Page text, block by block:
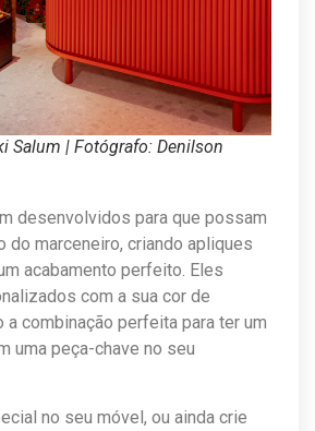
Salum | Fotógrafo: Denilson
desenvolvidos para que possam
do marceneiro, criando apliques
acabamento perfeito. Eles
com a sua cor de
a combinação perfeita para ter um
uma peça-chave no seu
no seu móvel, ou ainda crie